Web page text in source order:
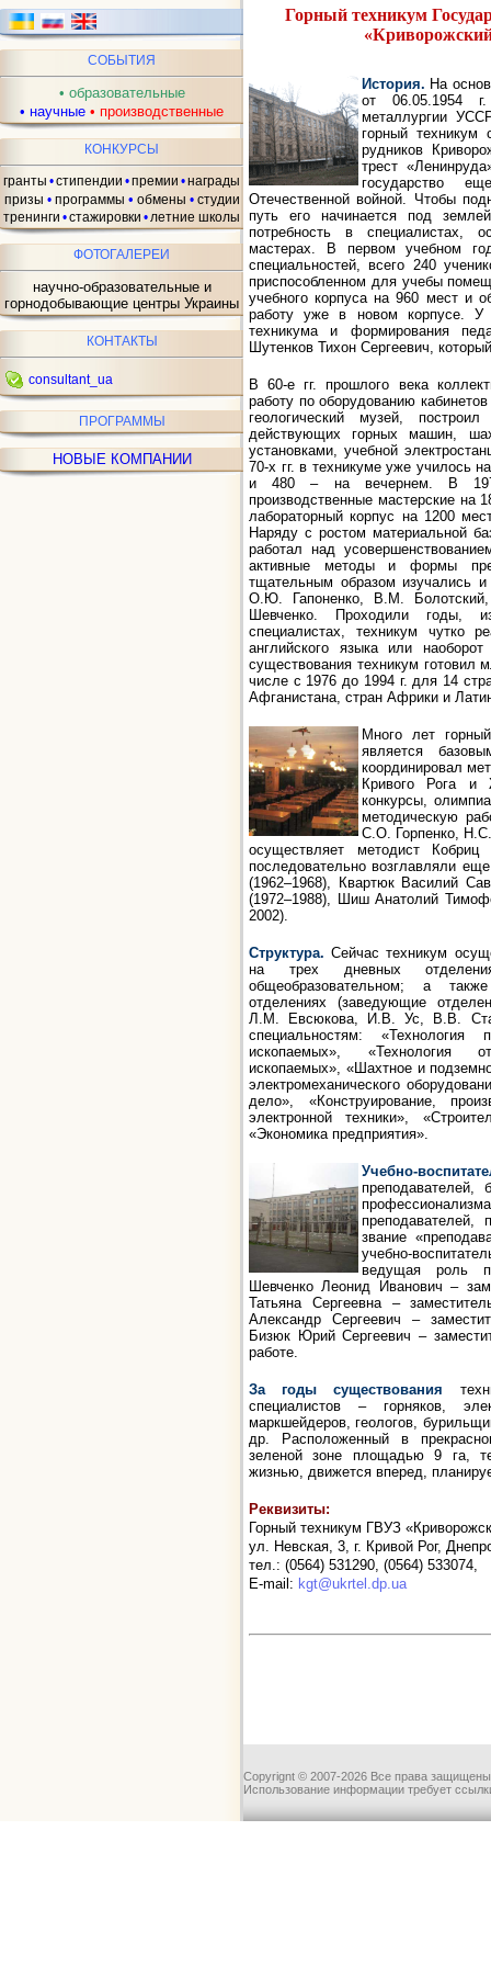
СОБЫТИЯ
• образовательные
• научные • производственные
КОНКУРСЫ
гранты •стипендии •премии •награды
призы • программы • обмены • студии
тренинги •стажировки •летние школы
ФОТОГАЛЕРЕИ
научно-образовательные и
горнодобывающие центры Украины
КОНТАКТЫ
consultant_ua
ПРОГРАММЫ
НОВЫЕ КОМПАНИИ
Горный техникум
История. На
от 06.05.1954
металлургии
горный техникум
рудников
трест
государство
Отечественной войной. Чтобы
путь его начинается под
потребность в специалистах,
мастерах. В первом учебном
специальностей, всего 240
приспособленном для учебы
учебного корпуса на 960 мест и
работу уже в новом корпусе. У
техникума и формирования
Шутенков Тихон Сергеевич,
В 60-е гг. прошлого века
работу по оборудованию
геологический музей,
действующих горных машин,
установками, учебной
70-х гг. в техникуме уже училось
и 480 – на вечернем. В
производственные мастерские на
лабораторный корпус на 1200
Наряду с ростом материальной
работал над
активные методы и формы
тщательным образом изучались
О.Ю. Гапоненко, В.М.
Шевченко. Проходили годы,
специалистах, техникум чутко
английского языкаили наоборот
существования техникум готовил
числе с 1976 до 1994 г. для 14
Афганистана, стран Африки и
Много лет
является
координировал
Кривого Рога и
конкурсы,
методическую
С.О. Горпенко,
осуществляет методист
последовательно возглавляли
(1962–1968), Квартюк Василий
(1972–1988), Шиш Анатолий
2002).
Структура. Сейчас техникум
на трех дневных
общеобразовательном; а
отделениях (заведующие
Л.М. Евсюкова, И.В. Ус, В.В.
специальностям: «Технология
ископаемых», «Технология
ископаемых», «Шахтное и
электромеханического
дело», «Конструирование,
электронной техники»,
«Экономика предприятия».
Учебно-
преподавателей,
звание
учебно-
ведущая роль
Шевченко Леонид Иванович –
Татьяна Сергеевна –
Александр Сергеевич –
Бизюк Юрий Сергеевич –
работе.
За годы существования
специалистов – горняков,
маркшейдеров, геологов,
др. Расположенный в
зеленой зоне площадью 9 га,
жизнью, движется вперед,
Реквизиты:
Горный техникум ГВУЗ
ул. Невская, 3, г. Кривой Рог,
тел.: (0564) 531290, (0564) 533074,
Е-mail: kgt@ukrtel.dp.ua
Copyrignt © 2007-2026 Все права
Использование информации требует